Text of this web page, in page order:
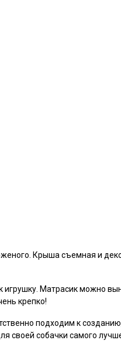
Крыша съемная и
Матрасик можно
крепко!
подходим к
своей собачки самого